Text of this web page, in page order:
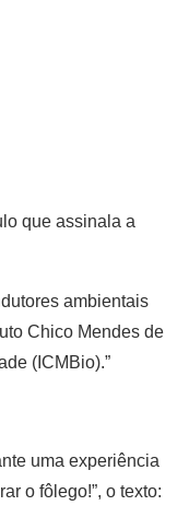
que assinala a
ambientais
Chico Mendes de
(ICMBio).”
uma experiência
o fôlego!”, o texto: